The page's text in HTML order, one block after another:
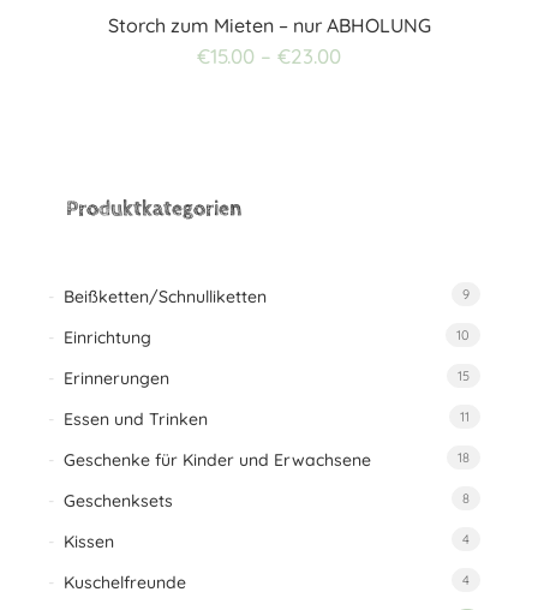
Storch zum Mieten – nur ABHOLUNG
€15.00 – €23.00
Add
Produktkategorien
Beißketten/Schnulliketten 9
Einrichtung 10
Erinnerungen 15
Essen und Trinken 11
Geschenke für Kinder und Erwachsene 18
Geschenksets 8
Kissen 4
Kuschelfreunde 4